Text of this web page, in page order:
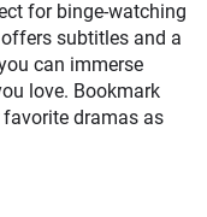
for binge-watching
subtitles and a
can immerse
love. Bookmark
dramas as